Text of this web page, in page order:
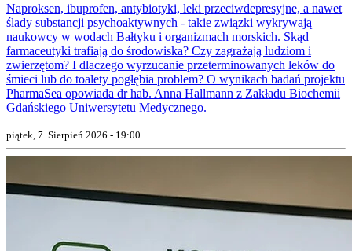
Naproksen, ibuprofen, antybiotyki, leki przeciwdepresyjne, a nawet
ślady substancji psychoaktywnych - takie związki wykrywają
naukowcy w wodach Bałtyku i organizmach morskich. Skąd
farmaceutyki trafiają do środowiska? Czy zagrażają ludziom i
zwierzętom? I dlaczego wyrzucanie przeterminowanych leków do
śmieci lub do toalety pogłębia problem? O wynikach badań projektu
PharmaSea opowiada dr hab. Anna Hallmann z Zakładu Biochemii
Gdańskiego Uniwersytetu Medycznego.
piątek, 7. Sierpień 2026 - 19:00